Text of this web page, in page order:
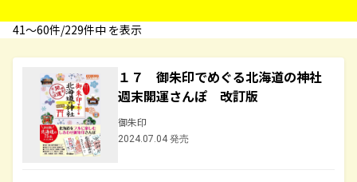
41〜60件/229件中 を表示
１７ 御朱印でめぐる北海道の神社
週末開運さんぽ 改訂版
御朱印
2024.07.04 発売